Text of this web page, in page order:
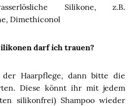
Silikone, z.B.
Dimethiconol
darf ich trauen?
Haarpflege, dann bitte die
Diese könnt ihr mit jedem
silikonfrei) Shampoo wieder